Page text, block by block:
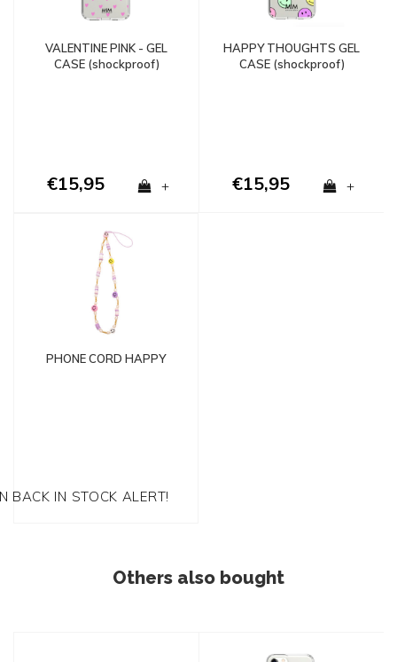
VALENTINE PINK - GEL
CASE (shockproof)
€15,95 +
HAPPY THOUGHTS GEL
CASE (shockproof)
€15,95 +
PHONE CORD HAPPY
BACK IN STOCK ALERT!
Others also bought